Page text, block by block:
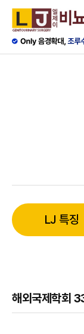
LJ 특징
해외국제학회